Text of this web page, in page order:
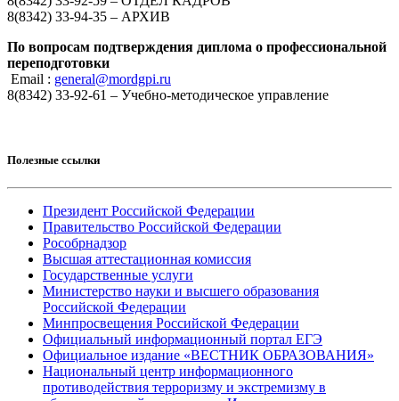
8(8342) 33-94-35 – АРХИВ
По вопросам подтверждения диплома о профессиональной
переподготовки
Email : general@mordgpi.ru
8(8342) 33-92-61 – Учебно-методическое управление
Полезные ссылки
Президент Российской Федерации
Правительство Российской Федерации
Рособрнадзор
Высшая аттестационная комиссия
Государственные услуги
Министерство науки и высшего образования
Российской Федерации
Минпросвещения Российской Федерации
Официальный информационный портал ЕГЭ
Официальное издание «ВЕСТНИК ОБРАЗОВАНИЯ»
Национальный центр информационного
противодействия терроризму и экстремизму в